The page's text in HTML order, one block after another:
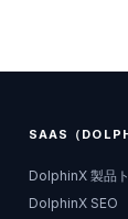
SAAS（
DolphinX 製品
DolphinX SEO